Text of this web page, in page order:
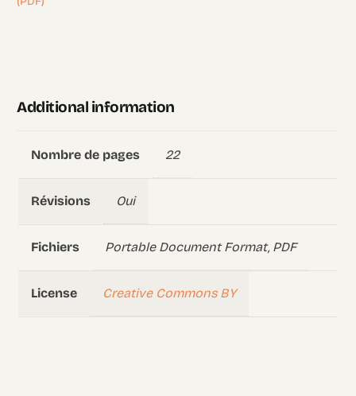
Additional information
Nombre de pages 22
Révisions Oui
Fichiers Portable Document Format, PDF
License Creative Commons BY